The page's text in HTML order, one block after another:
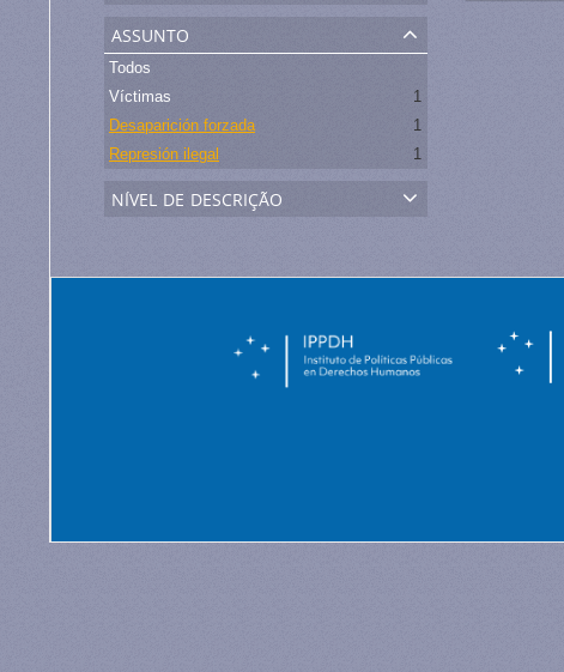
assunto
Todos
Víctimas
1
Desaparición forzada
1
Represión ilegal
1
nível de descrição